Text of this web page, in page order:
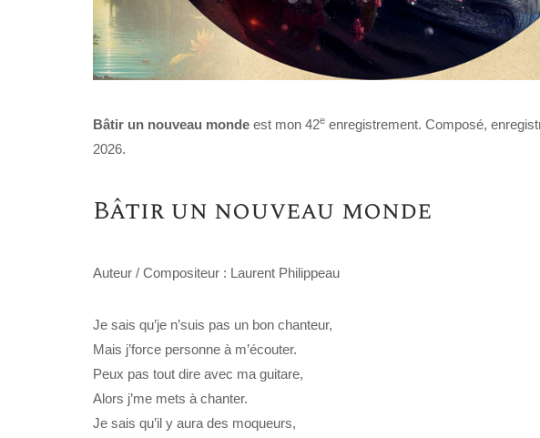
Bâtir un nouveau monde est mon 42e enregistrement. Composé,
2026.
Bâtir un nouveau monde
Auteur / Compositeur : Laurent Philippeau
Je sais qu’je n’suis pas un bon chanteur,
Mais j’force personne à m’écouter.
Peux pas tout dire avec ma guitare,
Alors j’me mets à chanter.
Je sais qu’il y aura des moqueurs,